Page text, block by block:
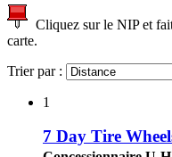
Cliquez sur le NIP et
carte.
Trier par :
1
7 Day Tire